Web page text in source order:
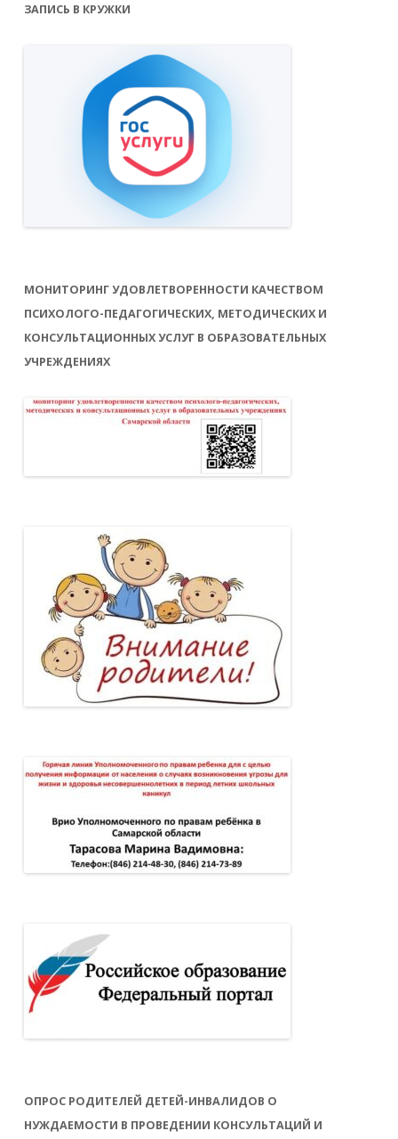
ЗАПИСЬ В КРУЖКИ
МОНИТОРИНГ УДОВЛЕТВОРЕННОСТИ КАЧЕСТВОМ
ПСИХОЛОГО-ПЕДАГОГИЧЕСКИХ, МЕТОДИЧЕСКИХ И
КОНСУЛЬТАЦИОННЫХ УСЛУГ В ОБРАЗОВАТЕЛЬНЫХ
УЧРЕЖДЕНИЯХ
ОПРОС РОДИТЕЛЕЙ ДЕТЕЙ-ИНВАЛИДОВ О
НУЖДАЕМОСТИ В ПРОВЕДЕНИИ КОНСУЛЬТАЦИЙ И